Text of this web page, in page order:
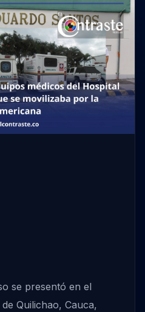
se presentó en el
Quilichao, Cauca,